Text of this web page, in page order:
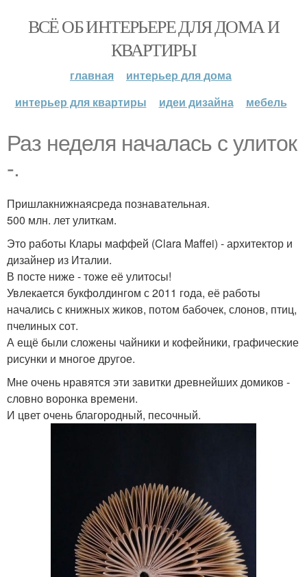
ВСЁ ОБ ИНТЕРЬЕРЕ ДЛЯ ДОМА И
КВАРТИРЫ
главная
интерьер для дома
интерьер для квартиры
идеи дизайна мебель
Раз неделя началась с улиток
-.
Пришлакнижнаясреда познавательная.
500 млн. лет улиткам.
Это работы Клары маффей (Clara Maffei) - архитектор и
дизайнер из Италии.
В посте ниже - тоже её улитосы!
Увлекается букфолдингом с 2011 года, её работы
начались с книжных жиков, потом бабочек, слонов, птиц,
пчелиных сот.
А ещё были сложены чайники и кофейники, графические
рисунки и многое другое.
Мне очень нравятся эти завитки древнейших домиков -
словно воронка времени.
И цвет очень благородный, песочный.